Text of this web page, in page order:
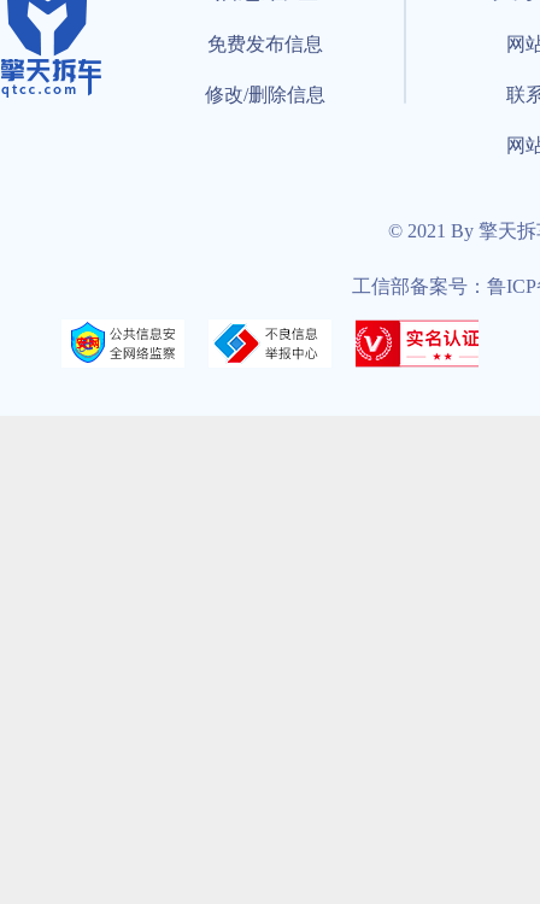
免费发布信息
修改/删除信息
网
联
网
© 2021 By 擎天
工信部备案号：鲁